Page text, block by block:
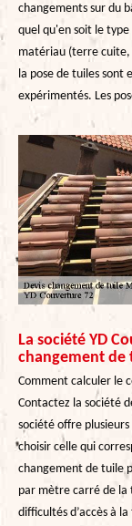
changements sur du
quel qu'en soit le
matériau (terre
la pose de tuiles sont
expérimentés. Les
La société YD
changement de
Comment calculer le
Contactez la société
société offre
choisir celle qui
changement de tuile
par mètre carré de la
difficultés d’accès à